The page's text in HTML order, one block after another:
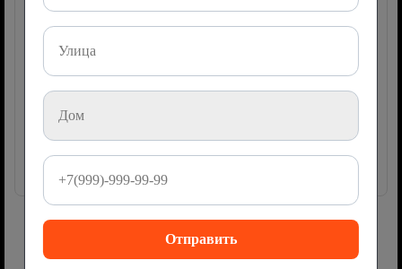
Акция 2 месяца475мес
Далее950
Подключить
Сим-карта Ростелеком с мобильной